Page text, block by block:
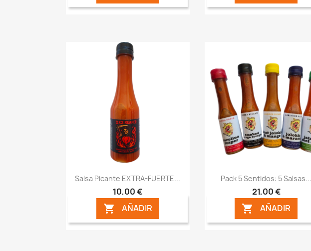
Vista rápida
Salsa Picante EXTRA-FUERTE...
10,00 €
 AÑADIR
Vista rápida
Pack 5 Sentidos: 5 Salsas...
21,00 €
 AÑADIR